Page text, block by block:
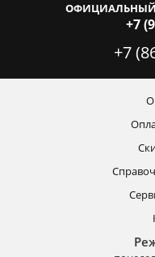
ОФИЦИАЛЬНЫЙ
+7
+7
О